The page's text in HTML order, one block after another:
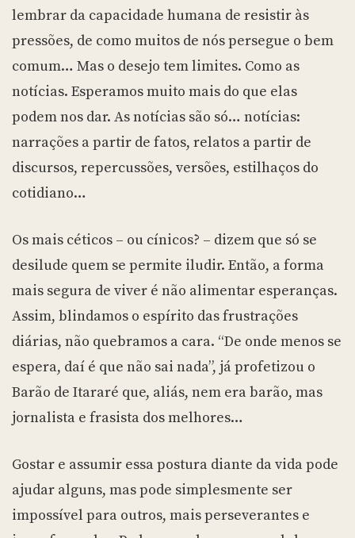
lembrar da capacidade humana de resistir às
pressões, de como muitos de nós persegue o bem
comum… Mas o desejo tem limites. Como as
notícias. Esperamos muito mais do que elas
podem nos dar. As notícias são só… notícias:
narrações a partir de fatos, relatos a partir de
discursos, repercussões, versões, estilhaços do
cotidiano…
Os mais céticos – ou cínicos? – dizem que só se
desilude quem se permite iludir. Então, a forma
mais segura de viver é não alimentar esperanças.
Assim, blindamos o espírito das frustrações
diárias, não quebramos a cara. “De onde menos se
espera, daí é que não sai nada”, já profetizou o
Barão de Itararé que, aliás, nem era barão, mas
jornalista e frasista dos melhores…
Gostar e assumir essa postura diante da vida pode
ajudar alguns, mas pode simplesmente ser
impossível para outros, mais perseverantes e